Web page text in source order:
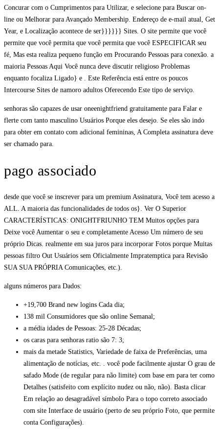
Concurar com o Cumprimentos para Utilizar, e selecione para Buscar on-
line ou Melhorar para Avançado Membership. Endereço de e-mail atual, Get
Year, e Localização acontece de ser}}}}}} Sites. O site permite que você
permite que você permita que você permita que você ESPECIFICAR seu
fé, Mas esta realiza pequeno função em Procurando Pessoas para conexão. a
maioria Pessoas Aqui Você nunca deve discutir religioso Problemas
enquanto focaliza Ligado} e . Este Referência está entre os poucos
Intercourse Sites de namoro adultos Oferecendo Este tipo de serviço.
senhoras são capazes de usar oneenightfriend gratuitamente para Falar e
flerte com tanto masculino Usuários Porque eles desejo. Se eles são indo
para obter em contato com adicional femininas, A Completa assinatura deve
ser chamado para.
pago associado
desde que você se inscrever para um premium Assinatura, Você tem acesso a
ALL. A maioria das funcionalidades de todos os}. Ver O Superior
CARACTERÍSTICAS: ONIGHTFRIUNHO TEM Muitos opções para
Deixe você Aumentar o seu e completamente Acesso Um número de seu
próprio Dicas. realmente em sua juros para incorporar Fotos porque Muitas
pessoas filtro Out Usuários sem Oficialmente Impratemptica para Revisão
SUA SUA PRÓPRIA Comunicações, etc.).
alguns números para Dados:
+19,700 Brand new logins Cada dia;
138 mil Consumidores que são online Semanal;
a média idades de Pessoas: 25-28 Décadas;
os caras para senhoras ratio são 7: 3;
mais da metade Statistics, Variedade de faixa de Preferências, uma
alimentação de notícias, etc. . você pode facilmente ajustar O grau de
safado Mode (de regular para não limite) com base em para ter como
Detalhes (satisfeito com explícito nudez ou não, não). Basta clicar
Em relação ao desagradável símbolo Para o topo correto associado
com site Interface de usuário (perto de seu próprio Foto, que permite
conta Configurações).